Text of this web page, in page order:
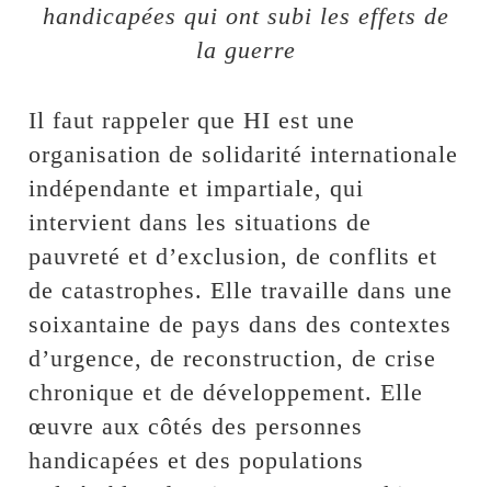
handicapées qui ont subi les effets de
la guerre
Il faut rappeler que HI est une
organisation de solidarité internationale
indépendante et impartiale, qui
intervient dans les situations de
pauvreté et d’exclusion, de conflits et
de catastrophes. Elle travaille dans une
soixantaine de pays dans des contextes
d’urgence, de reconstruction, de crise
chronique et de développement. Elle
œuvre aux côtés des personnes
handicapées et des populations